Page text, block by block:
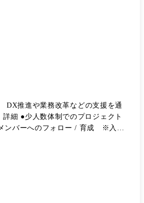
きます。 ⑤1on1 週に1
観的に把握することで、強みを活
DX推進や業務改革などの支援を通
ンバーへのフォロー / 育成 ※入社
定。 単なるIT導入にとどまらず、